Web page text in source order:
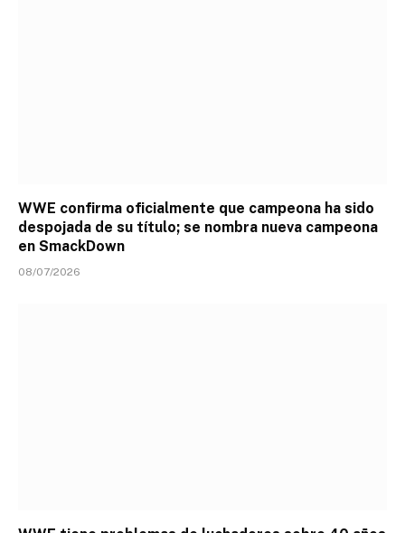
WWE confirma oficialmente que campeona ha sido
despojada de su título; se nombra nueva campeona
en SmackDown
08/07/2026